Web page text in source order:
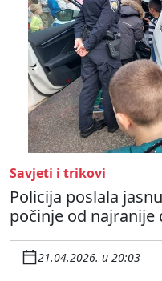
Savjeti i trikovi
Policija poslala
počinje od najranije
21.04.2026. u 20:03